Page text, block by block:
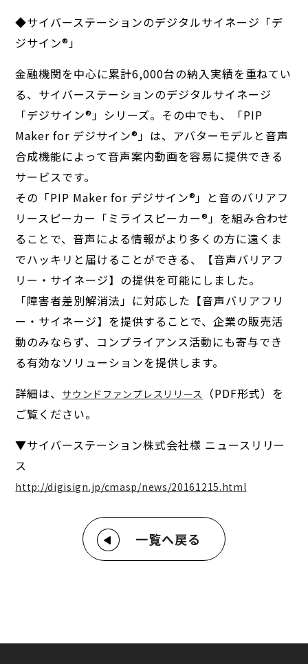
◆サイバーステーションのデジタルサイネージ「デ
ジサイン®」
金融機関を中心に累計6,000台の納入実績を重ねてい
る、サイバーステーションのデジタルサイネージ
「デジサイン®」シリーズ。その中でも、「PIP
Maker for デジサイン®」は、アバターモデルと音声
合成機能によって音声案内動画を容易に提供できる
サービスです。
その「PIP Maker for デジサイン®」と音のバリアフ
リースピーカー「ミライスピーカー®」を組み合わせ
ることで、音声による情報がより多くの方に遠くま
でハッキリと届けることができる、【音声バリアフ
リー・サイネージ】の提供を可能にしました。
「障害者差別解消法」に対応した【音声バリアフリ
ー・サイネージ】を提供することで、企業の販売活
動のみならず、コンプライアンス活動にも寄与でき
る有効なソリューションを提供します。
詳細は、 サウンドファンプレスリリース
（PDF形式）を
ご覧ください。
▼サイバーステーション株式会社様 ニュースリリー
ス
http://digisign.jp/cmasp/news/20161215.html
一覧へ戻る